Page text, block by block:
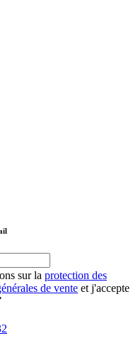
sur la protection des
de vente et j'accepte